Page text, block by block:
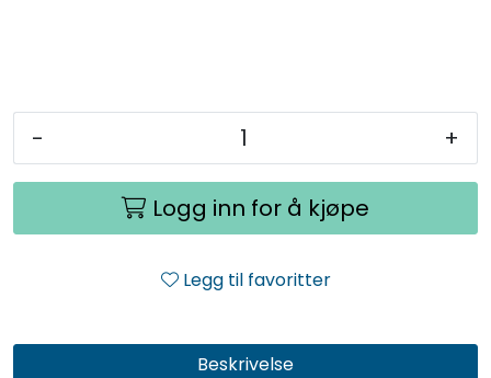
- +
Logg inn for å kjøpe
Legg til favoritter
Beskrivelse